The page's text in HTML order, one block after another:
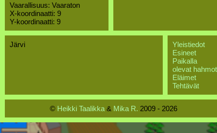
Vaarallisuus: Vaaraton
X-koordinaatti: 9
Y-koordinaatti: 9
Järvi
Yleistiedot
Esineet
Paikalla
olevat hahmot
Eläimet
Tehtävät
© Heikki Taalikka& Mika R. 2009 - 2026